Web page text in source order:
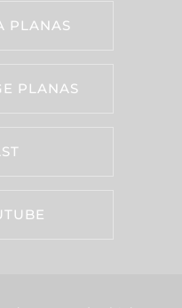
PLANAS
PLANAS